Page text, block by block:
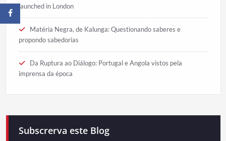
launched in London
Matéria Negra, de Kalunga: Questionando saberes e
propondo sabedorias
Da Ruptura ao Diálogo: Portugal e Angola vistos pela
imprensa da época
Subscrerva este Blog